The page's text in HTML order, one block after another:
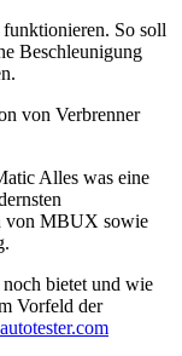
So soll
Beschleunigung
von Verbrenner
Alles was eine
von MBUX sowie
bietet und wie
Vorfeld der